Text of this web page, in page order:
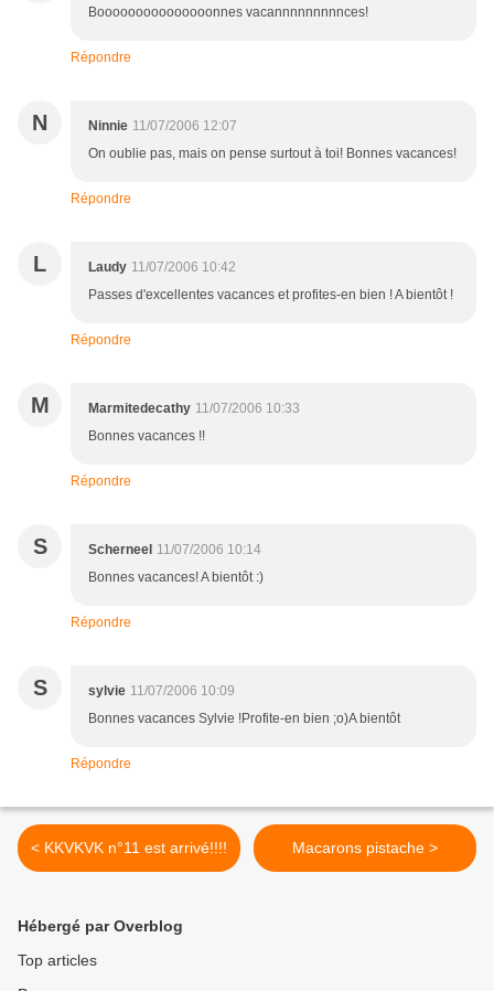
Booooooooooooooonnes vacannnnnnnnnces!
Répondre
N Ninnie 11/07/2006 12:07
On oublie pas, mais on pense surtout à toi! Bonnes vacances!
Répondre
L Laudy 11/07/2006 10:42
Passes d'excellentes vacances et profites-en bien ! A bientôt !
Répondre
M Marmitedecathy 11/07/2006 10:33
Bonnes vacances !!
Répondre
S Scherneel 11/07/2006 10:14
Bonnes vacances! A bientôt :)
Répondre
S sylvie 11/07/2006 10:09
Bonnes vacances Sylvie !Profite-en bien ;o)A bientôt
Répondre
< KKVKVK n°11 est arrivé!!!! Macarons pistache >
Hébergé par Overblog
Top articles